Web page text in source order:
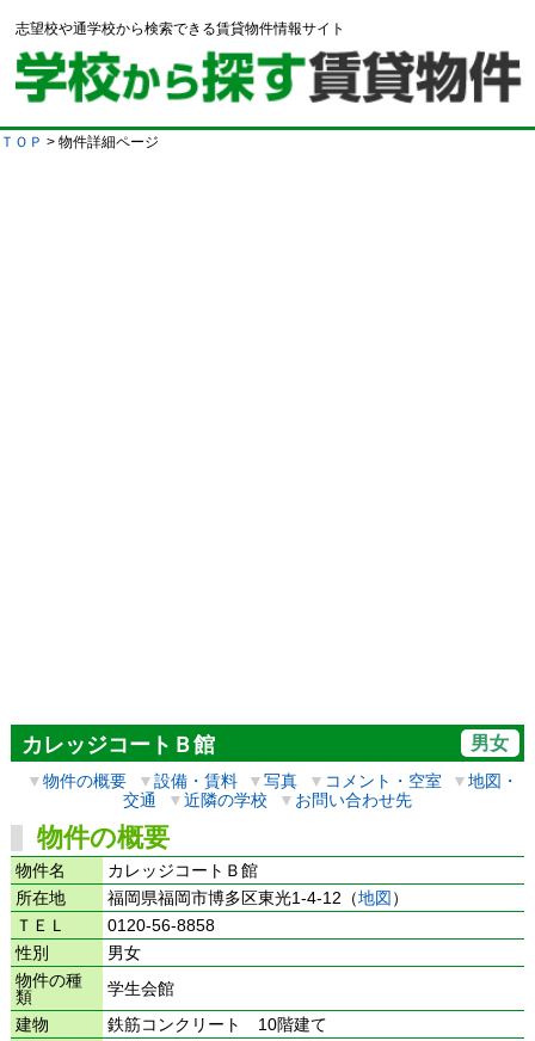
志望校や通学校から検索できる賃貸物件情報サイト
ＴＯＰ > 物件詳細ページ
カレッジコートＢ館 男女
▼物件の概要 ▼設備・賃料 ▼写真 ▼ コメント・空室 ▼地図・
交通
▼近隣の学校 ▼ お問い合わせ先
物件の概要
物件名
カレッジコートＢ館
所在地
福岡県福岡市博多区東光1-4-12（地図 ）
ＴＥＬ
0120-56-8858
性別
男女
物件の種
類
学生会館
建物
鉄筋コンクリート 10階建て